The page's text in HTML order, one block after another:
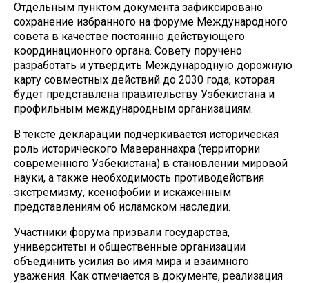
Отдельным пунктом документа зафиксировано
сохранение избранного на форуме Международного
совета в качестве постоянно действующего
координационного органа. Совету поручено
разработать и утвердить Международную дорожную
карту совместных действий до 2030 года, которая
будет представлена правительству Узбекистана и
профильным международным организациям.
В тексте декларации подчеркивается историческая
роль исторического Мавераннахра (территории
современного Узбекистана) в становлении мировой
науки, а также необходимость противодействия
экстремизму, ксенофобии и искаженным
представлениям об исламском наследии.
Участники форума призвали государства,
университеты и общественные организации
объединить усилия во имя мира и взаимного
уважения. Как отмечается в документе, реализация